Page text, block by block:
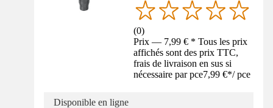
(0)
Prix — 7,99 € * Tous les prix
affichés sont des prix TTC,
frais de livraison en sus si
nécessaire par pce7,99 €*/ pce
Disponible en ligne